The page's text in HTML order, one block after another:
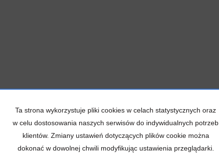
Ta strona wykorzystuje pliki cookies w celach statystycznych oraz
w celu dostosowania naszych serwisów do indywidualnych potrzeb
klientów. Zmiany ustawień dotyczących plików cookie można
dokonać w dowolnej chwili modyfikując ustawienia przeglądarki.